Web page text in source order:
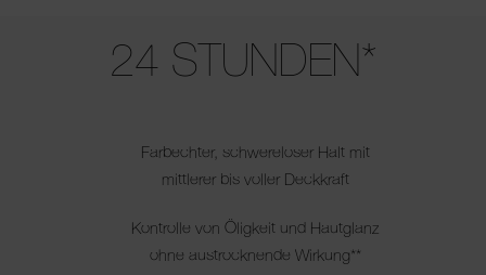
24 STUNDEN*
Farbechter, schwereloser Halt mit
mittlerer bis voller Deckkraft
Kontrolle von Öligkeit und Hautglanz
ohne austrocknende Wirkung**